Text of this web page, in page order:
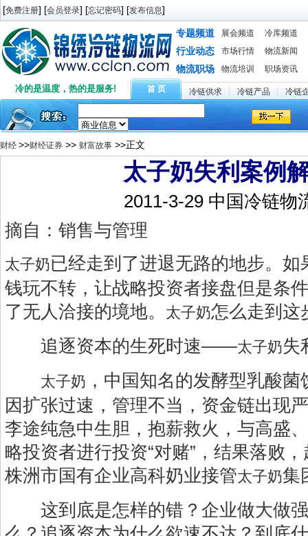
[免费注册] [会员登录] [忘记密码] [发布信息]
专题频道 展会频道 冷库频道
行业动态 市场行情 物流新闻
物流职场 物流培训 职场资讯
冷的是温度，热的是服务! 首 页 冷链供求 冷链产品 冷链
财经 >>财经证券 >> 财富故事 >>正文
太子奶失利案例
2011-3-29 中国冷链物
摘自：销售与管理
太子奶已经走到了进退无路的地步。如
钱玩不转，让战略投资者接盘但是条
了无人洽接的境地。 太子奶怎么走到这
追逐资本的生死时速——太子奶失
太子奶 ，中国知名的发酵型乳酸
因扩张过速，管理不当，资金链出现
李途纯急中生胆，抱薪救火，与高盛
略投资者进行投资“对赌”，结果落败
株洲市国有企业高科奶业接管太子奶集
这到底是怎样的错？企业做大做强